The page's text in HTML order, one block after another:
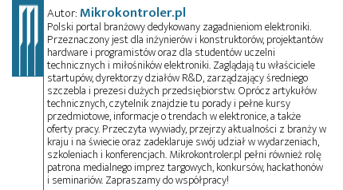
Autor:Mikrokontroler.pl
Polski portal branżowy dedykowany zagadnieniom elektroniki.
Przeznaczony jest dla inżynierów i konstruktorów, projektantów
hardware i programistów oraz dla studentów uczelni
technicznych i miłośników elektroniki. Zaglądają tu właściciele
startupów, dyrektorzy działów R&D, zarządzający średniego
szczebla i prezesi dużych przedsiębiorstw. Oprócz artykułów
technicznych, czytelnik znajdzie tu porady i pełne kursy
przedmiotowe, informacje o trendach w elektronice, a także
oferty pracy. Przeczyta wywiady, przejrzy aktualności z branży w
kraju i na świecie oraz zadeklaruje swój udział w wydarzeniach,
szkoleniach i konferencjach. Mikrokontroler.pl pełni również rolę
patrona medialnego imprez targowych, konkursów, hackathonów
i seminariów. Zapraszamy do współpracy!